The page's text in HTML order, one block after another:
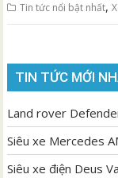
Tin tức nổi bật nhất,
TIN TỨC MỚI
Land rover
Siêu xe Mercedes
Siêu xe điện Deus